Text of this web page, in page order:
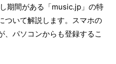
期間がある「music.jp」の特
ついて解説します。スマホの
、パソコンからも登録するこ